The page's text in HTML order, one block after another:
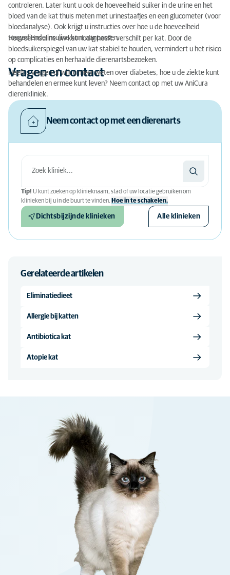
controleren. Later kunt u ook de hoeveelheid suiker in de urine en het
bloed van de kat thuis meten met urinestaafjes en een glucometer (voor
bloedanalyse). Ook krijgt u instructies over hoe u de hoeveelheid
toegediende insuline kunt aanpassen.
Hoeveel insuline uw kat nodig heeft, verschilt per kat. Door de
bloedsuikerspiegel van uw kat stabiel te houden, vermindert u het risico
op complicaties en herhaalde dierenartsbezoeken.
Vragen en contact
Heeft u vragen of wilt u meer weten over diabetes, hoe u de ziekte kunt
behandelen en ermee kunt leven? Neem contact op met uw AniCura
dierenkliniek.
Neem contact op met een dierenarts
Tip! U kunt zoeken op klinieknaam, stad of uw locatie gebruiken om
klinieken bij u in de buurt te vinden. Hoe in te schakelen.
Dichtsbijzijnde klinieken Alle klinieken
Gerelateerde artikelen
Eliminatiedieet
Allergie bij katten
Antibiotica kat
Atopie kat